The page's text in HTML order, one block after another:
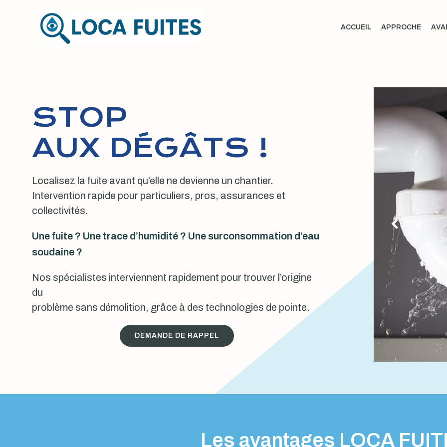
ACCUEIL APPROCHE
STOP
AUX DÉGÂTS !
Localisez la fuite avant qu’elle ne devienne un chantier.
Intervention rapide pour particuliers, pros, assurances et
collectivités.
Une fuite ? Une trace d’humidité ? Une surconsommation d’eau
soudaine ?
Nos spécialistes interviennent rapidement pour trouver l’origine
du
problème sans démolition, grâce à des technologies de pointe.
DEMANDE DE RAPPEL
Les avantages LOCA